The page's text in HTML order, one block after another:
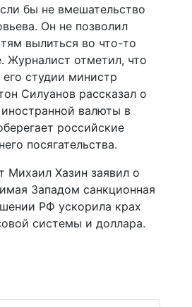
бы не вмешательство
Он не позволил
вылиться во что-то
Журналист отметил, что
студии министр
Силуанов рассказал о
валюты в
российские
посягательства.
Михаил Хазин заявил о
Западом санкционная
РФ ускорила крах
системы и доллара.